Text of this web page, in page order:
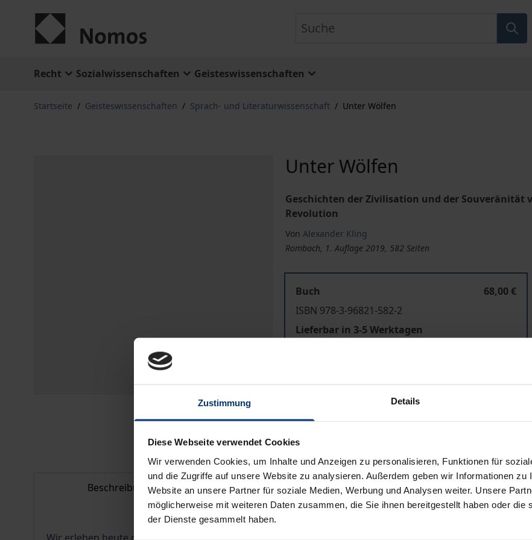
Zustimmung Details
Diese Webseite verwendet Cookies
Wir verwenden Cookies, um Inhalte und Anzeigen zu personalisieren, Funktionen für
und die Zugriffe auf unsere Website zu analysieren. Außerdem geben wir Informationen zu
Website an unsere Partner für soziale Medien, Werbung und Analysen weiter. Unsere
möglicherweise mit weiteren Daten zusammen, die Sie ihnen bereitgestellt haben oder die
der Dienste gesammelt haben.
Recht Sozialwissenschaften Geisteswissenschaften
Startseite / Geisteswissenschaften / Sprach- und Literaturwissenschaft / Unter Wölfen
Unter Wölfen
Geschichten der Zivilisation und der Souveränität
Revolution
Von Alexander Kling
Rombach, 1. Auflage 2019, 582 Seiten
Buch
68,00 €
ISBN 978-3-96821-582-2
Lieferbar in 3-5 Werktagen
Preisangaben inkl. MwSt. Abhängig von der Lieferadresse
In den Warenkorb Zur Wunschliste
Beschreibung Bibliografische Angaben